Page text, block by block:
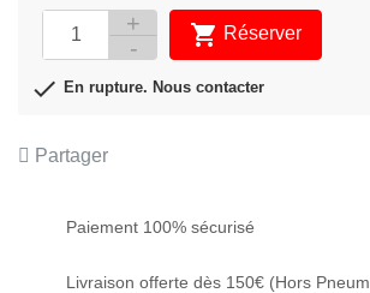
 Réserver
 En rupture. Nous contacter
Partager
Paiement 100% sécurisé
Livraison offerte dès 150€ (Hors
APERÇU RAPIDE